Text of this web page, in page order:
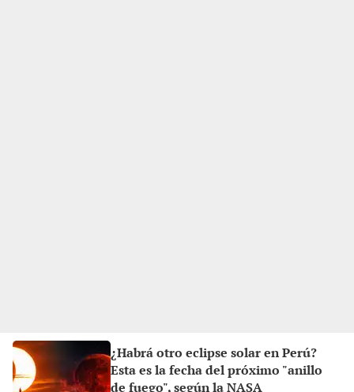
¿Habrá otro eclipse solar en Perú?
Esta es la fecha del próximo "anillo
de fuego", según la NASA